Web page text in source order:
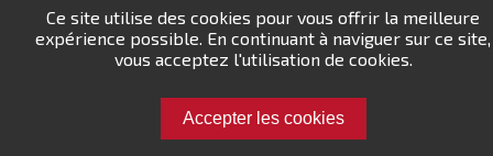
Ce site utilise des cookies pour vous offrir la meilleure
expérience possible. En continuant à naviguer sur ce site,
vous acceptez l'utilisation de cookies.
Accepter les cookies
Victoire la plus rapide
206s
Victoire la plus lente
207s
Défiez marouane5 !